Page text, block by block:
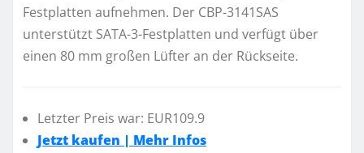
Festplatten aufnehmen. Der CBP-3141SAS
unterstützt SATA-3-Festplatten und verfügt über
einen 80 mm großen Lüfter an der Rückseite.
Letzter Preis war: EUR109.9
Jetzt kaufen | Mehr Infos